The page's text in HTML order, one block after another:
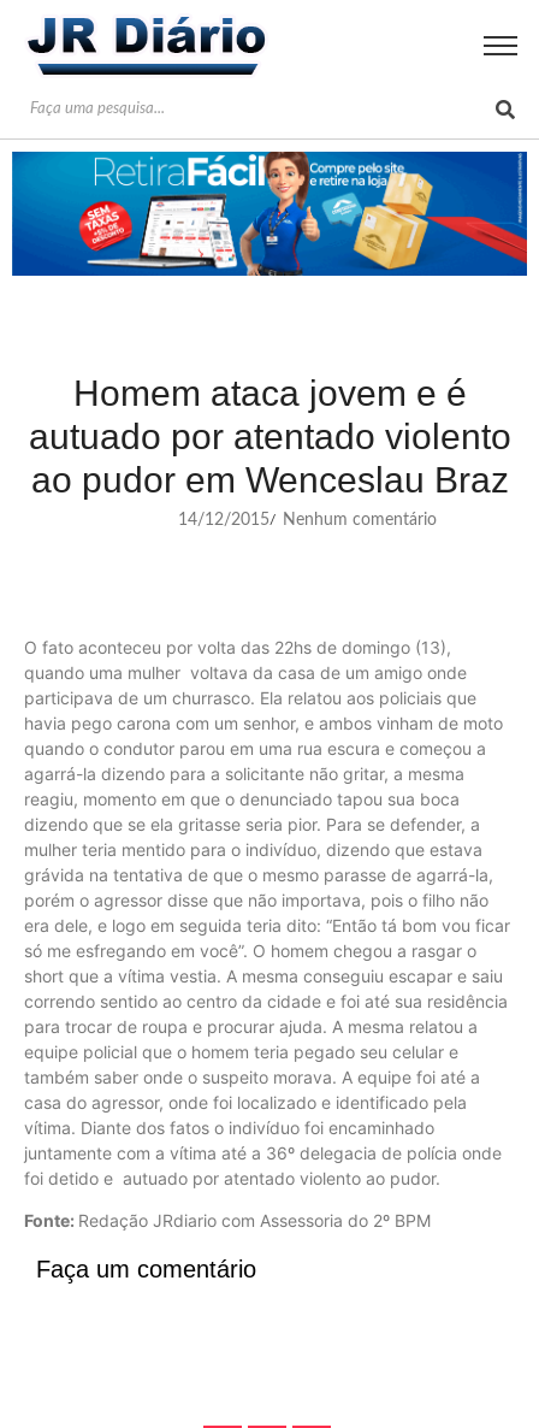
Homem ataca jovem e é
autuado por atentado violento
ao pudor em Wenceslau Braz
14/12/2015/ Nenhum comentário
O fato aconteceu por volta das 22hs de domingo (13),
quando uma mulher voltava da casa de um amigo onde
participava de um churrasco. Ela relatou aos policiais que
havia pego carona com um senhor, e ambos vinham de moto
quando o condutor parou em uma rua escura e começou a
agarrá-la dizendo para a solicitante não gritar, a mesma
reagiu, momento em que o denunciado tapou sua boca
dizendo que se ela gritasse seria pior. Para se defender, a
mulher teria mentido para o indivíduo, dizendo que estava
grávida na tentativa de que o mesmo parasse de agarrá-la,
porém o agressor disse que não importava, pois o filho não
era dele, e logo em seguida teria dito: “Então tá bom vou ficar
só me esfregando em você”. O homem chegou a rasgar o
short que a vítima vestia. A mesma conseguiu escapar e saiu
correndo sentido ao centro da cidade e foi até sua residência
para trocar de roupa e procurar ajuda. A mesma relatou a
equipe policial que o homem teria pegado seu celular e
também saber onde o suspeito morava. A equipe foi até a
casa do agressor, onde foi localizado e identificado pela
vítima. Diante dos fatos o indivíduo foi encaminhado
juntamente com a vítima até a 36º delegacia de polícia onde
foi detido e autuado por atentado violento ao pudor.
Fonte: Redação JRdiario com Assessoria do 2º BPM
Faça um comentário